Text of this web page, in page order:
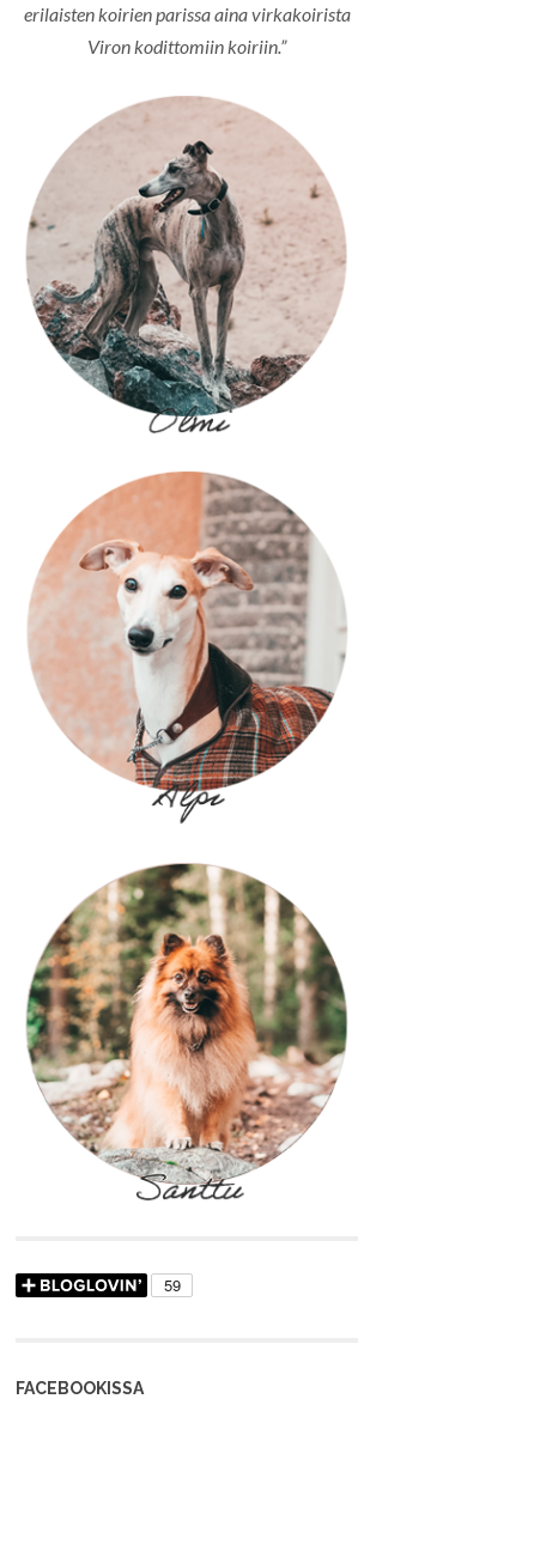
erilaisten koirien parissa aina virkakoirista
Viron kodittomiin koiriin.”
FACEBOOKISSA